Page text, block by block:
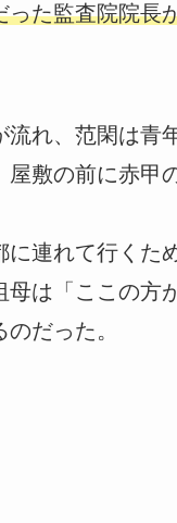
った監査院院長
れ、范閑は青
屋敷の前に赤甲
に連れて行くた
は「ここの方
だった。